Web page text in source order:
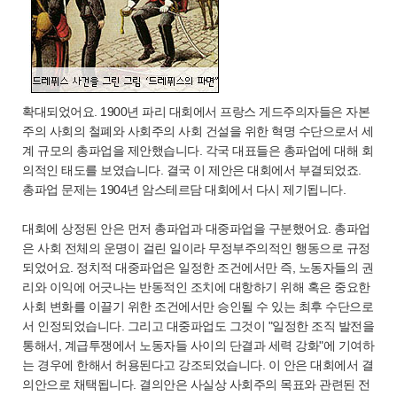
확대되었어요. 1900년 파리 대회에서 프랑스 게드주의자들은 자본
주의 사회의 철폐와 사회주의 사회 건설을 위한 혁명 수단으로서 세
계 규모의 총파업을 제안했습니다. 각국 대표들은 총파업에 대해 회
의적인 태도를 보였습니다. 결국 이 제안은 대회에서 부결되었죠.
총파업 문제는 1904년 암스테르담 대회에서 다시 제기됩니다.
대회에 상정된 안은 먼저 총파업과 대중파업을 구분했어요. 총파업
은 사회 전체의 운명이 걸린 일이라 무정부주의적인 행동으로 규정
되었어요. 정치적 대중파업은 일정한 조건에서만 즉, 노동자들의 권
리와 이익에 어긋나는 반동적인 조치에 대항하기 위해 혹은 중요한
사회 변화를 이끌기 위한 조건에서만 승인될 수 있는 최후 수단으로
서 인정되었습니다. 그리고 대중파업도 그것이 "일정한 조직 발전을
통해서, 계급투쟁에서 노동자들 사이의 단결과 세력 강화"에 기여하
는 경우에 한해서 허용된다고 강조되었습니다. 이 안은 대회에서 결
의안으로 채택됩니다. 결의안은 사실상 사회주의 목표와 관련된 전